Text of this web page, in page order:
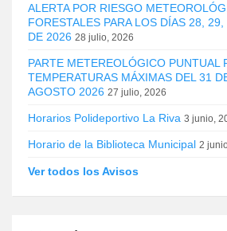
ALERTA POR RIESGO
FORESTALES PARA LOS DÍAS 28,
DE 2026 28 julio, 2026
PARTE METEREOLÓGICO PUNTUAL
TEMPERATURAS MÁXIMAS DEL 31
AGOSTO 2026 27 julio, 2026
Horarios Polideportivo La Riva 3 junio,
Horario de la Biblioteca Municipal 2
Ver todos los Avisos